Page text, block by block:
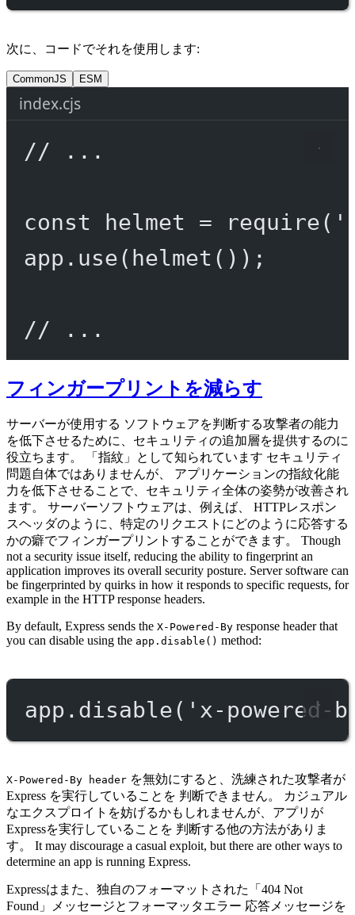
次に、コードでそれを使用します:
CommonJS ESM
index.cjs
// ...
const helmet = require(
app. use( helmet ());
// ...
フィンガープリントを減らす
サーバーが使用する ソフトウェアを判断する攻撃者の能力
を低下させるために、セキュリティの追加層を提供するのに
役立ちます。 「指紋」として知られています セキュリティ
問題自体ではありませんが、 アプリケーションの指紋化能
力を低下させることで、セキュリティ全体の姿勢が改善され
ます。 サーバーソフトウェアは、例えば、 HTTPレスポン
スヘッダのように、特定のリクエストにどのように応答する
かの癖でフィンガープリントすることができます。 Though
not a security issue itself, reducing the ability to fingerprint an
application improves its overall security posture. Server software can
be fingerprinted by quirks in how it responds to specific requests, for
example in the HTTP response headers.
By default, Express sends the X-Powered-By response header that
you can disable using the app.disable() method:
app. disable( 'x-powered-
X-Powered-By header を無効にすると、洗練された攻撃者が
Express を実行していることを 判断できません。 カジュアル
なエクスプロイトを妨げるかもしれませんが、アプリが
Expressを実行していることを 判断する他の方法がありま
す。 It may discourage a casual exploit, but there are other ways to
determine an app is running Express.
Expressはまた、独自のフォーマットされた「404 Not
Found」メッセージとフォーマッタエラー 応答メッセージを